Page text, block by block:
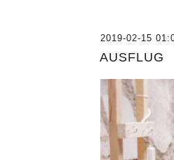
2019-02-15
AUSFLUG